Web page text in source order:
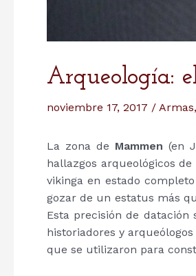
Arqueología:
noviembre 17, 2017 / Armas,
La zona de Mammen (en
hallazgos arqueológicos
vikinga en estado
gozar de un estatus más
Esta precisión de datación
historiadores y
que se utilizaron para